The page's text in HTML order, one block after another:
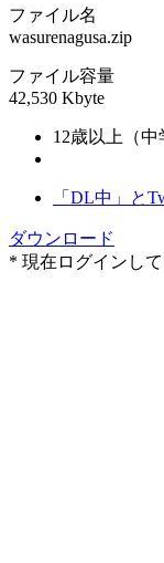
ファイル名
wasurenagusa.zip
ファイル容量
42,530 Kbyte
12歳以上（中
「DL中」と
ダウンロード
* 現在ログインし